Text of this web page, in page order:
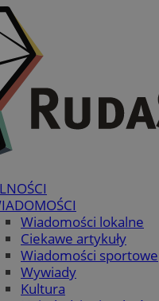
Wiadomości lokalne
Ciekawe artykuły
Wiadomości sportowe
Wywiady
Kultura